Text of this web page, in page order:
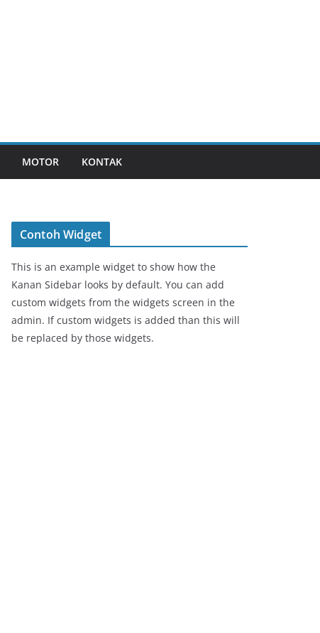
MOTOR KONTAK
Contoh Widget
This is an example widget to show how the
Kanan Sidebar looks by default. You can add
custom widgets from the widgets screen in the
admin. If custom widgets is added than this will
be replaced by those widgets.